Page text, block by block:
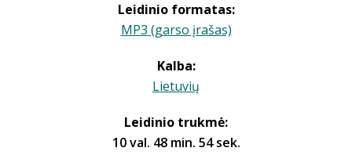
Leidinio formatas:
MP3 (garso įrašas)
Kalba:
Lietuvių
Leidinio trukmė:
10 val. 48 min. 54 sek.